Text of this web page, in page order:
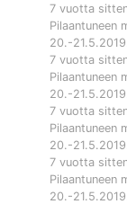
7 vuotta
Pilaantuneen
20.-21.5.2019
7 vuotta
Pilaantuneen
20.-21.5.2019
7 vuotta
Pilaantuneen
20.-21.5.2019
7 vuotta
Pilaantuneen
20.-21.5.2019